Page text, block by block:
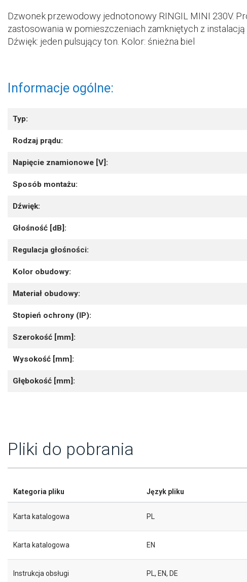
Dzwonek przewodowy jednotonowy RINGIL MINI 230V.
zastosowania w pomieszczeniach zamkniętych z
Dźwięk: jeden pulsujący ton. Kolor: śnieżna biel
Informacje ogólne:
Typ:
Rodzaj prądu:
Napięcie znamionowe [V]:
Sposób montażu:
Dźwięk:
Głośność [dB]:
Regulacja głośności:
Kolor obudowy:
Materiał obudowy:
Stopień ochrony (IP):
Szerokość [mm]:
Wysokość [mm]:
Głębokość [mm]:
Pliki do pobrania
Kategoria pliku Język pliku
Karta katalogowa PL
Karta katalogowa EN
Instrukcja obsługi PL, EN, DE